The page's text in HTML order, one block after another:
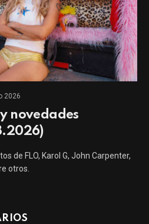
2026
novedades
de FLO, Karol G, John Carpenter,
otros.